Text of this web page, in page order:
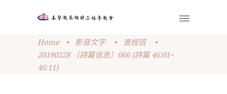
Home • 影音文字 • 查經班
•
20190228 〔詩篇信息〕066 (詩篇 46:01~
46:11)